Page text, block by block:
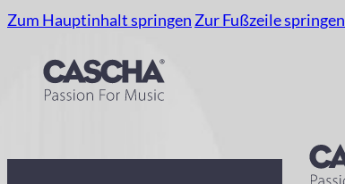
Zum Hauptinhalt springen Zur Fußzeile springen